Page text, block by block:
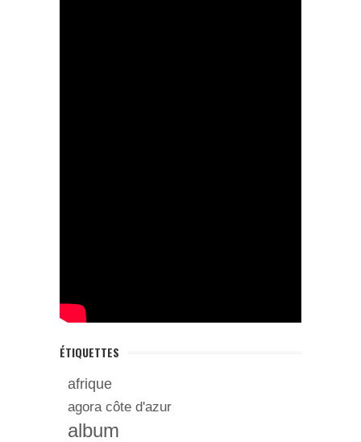
ÉTIQUETTES
afrique
agora côte d'azur
album